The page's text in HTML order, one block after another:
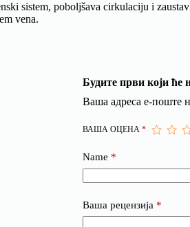
sistem, poboljšava cirkulaciju i
vena.
Будите први који ће
Ваша адреса е-поште
ВАША ОЦЕНА *
Name *
Ваша рецензија *